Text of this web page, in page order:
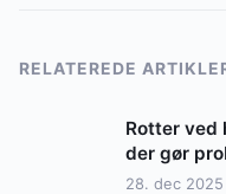
RELATEREDE
Rotter ved
der gør
28. dec